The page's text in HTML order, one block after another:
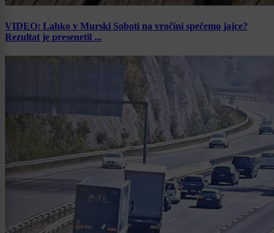
VIDEO: Lahko v Murski Soboti na vročini spečemo jajce?
Rezultat je presenetil ...